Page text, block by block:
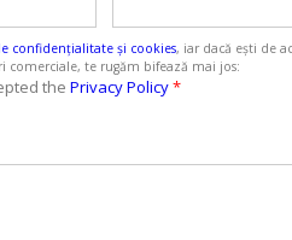
confidențialitate și cookies, iar dacă ești de
comerciale, te rugăm bifează mai jos:
the Privacy Policy*